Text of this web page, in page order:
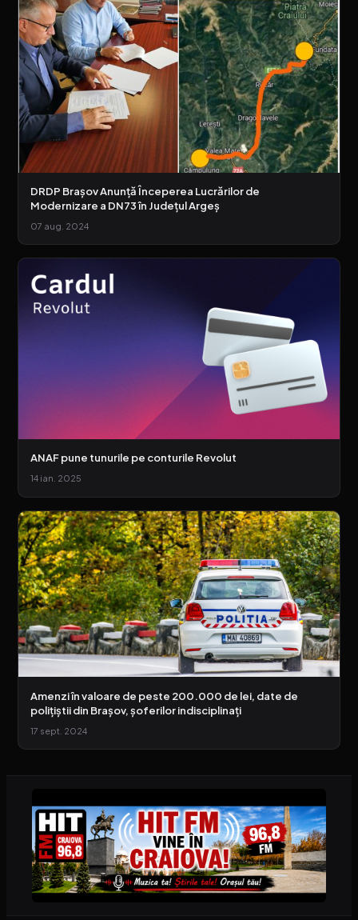
DRDP Brașov Anunță Începerea Lucrărilor de
Modernizare a DN73 în Județul Argeș
07 aug. 2024
ANAF pune tunurile pe conturile Revolut
14 ian. 2025
Amenzi în valoare de peste 200.000 de lei, date de
polițiștii din Brașov, șoferilor indisciplinați
17 sept. 2024